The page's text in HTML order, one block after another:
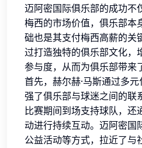
迈阿密国际俱乐部的成功不
梅西的市场价值，俱乐部本
础也是其支付梅西高薪的关
过打造独特的俱乐部文化，
参与度，从而为俱乐部带来
首先，赫尔赫·马斯通过多
强了俱乐部与球迷之间的联
比赛期间到场支持球队，还
动进行持续互动。迈阿密国
公益活动等方式，拉近了与